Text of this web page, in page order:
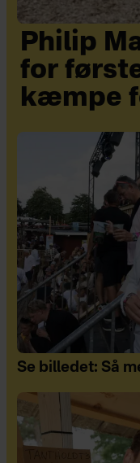
Philip
for
kæmpe
Se billedet: Så